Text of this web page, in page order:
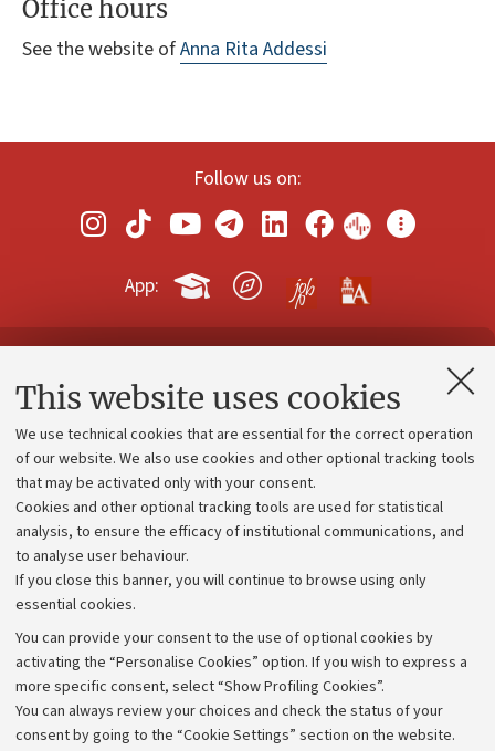
This website uses cookies
We use technical cookies that are essential for the correct operation
of our website. We also use cookies and other optional tracking tools
that may be activated only with your consent.
Cookies and other optional tracking tools are used for statistical
analysis, to ensure the efficacy of institutional communications, and
to analyse user behaviour.
If you close this banner, you will continue to browse using only
essential cookies.
You can provide your consent to the use of optional cookies by
activating the “Personalise Cookies” option. If you wish to express a
more specific consent, select “Show Profiling Cookies”.
You can always review your choices and check the status of your
consent by going to the “Cookie Settings” section on the website.
Office hours
See the website ofAnna Rita Addessi
Follow us on:
App:
Contacts and certified e-mail (PEC)
Administrative divisions
Work with us
Alumni community
Strategic plan
University budgets
Calls and competitions
Transparent administration
Appeals lodged
Merchandising - UniboStore